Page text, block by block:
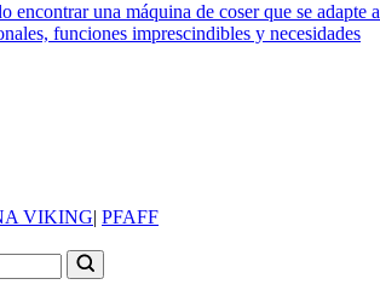
encontrar una máquina de coser que se adapte a
funciones imprescindibles y necesidades
VIKING| PFAFF